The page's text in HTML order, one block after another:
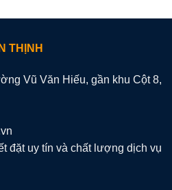
THỊNH
Vũ Văn Hiếu, gần khu Cột 8,
đặt uy tín và chất lượng dịch vụ